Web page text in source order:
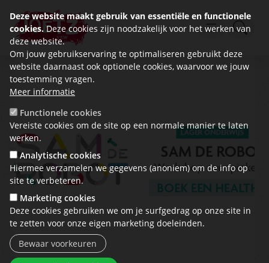
Deze website maakt gebruik van essentiële en functionele
cookies. Deze cookies zijn noodzakelijk voor het werken van
deze website.
Om jouw gebruikservaring te optimaliseren gebruikt deze
website daarnaast ook optionele cookies, waarvoor we jouw
toestemming vragen.
Meer informatie
Functionele cookies
Vereiste cookies om de site op een normale manier te laten
werken.
Analytische cookies
Hiermee verzamelen we gegevens (anoniem) om de info op
site te verbeteren.
Marketing cookies
Deze cookies gebruiken we om je surfgedrag op onze site in
te zetten voor onze eigen marketing doeleinden.
Bewaar voorkeuren